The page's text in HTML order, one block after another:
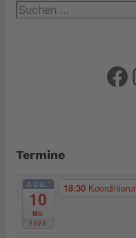
Suchen
nach:
Termine
AUG.
10
Mo.
2026
18:30